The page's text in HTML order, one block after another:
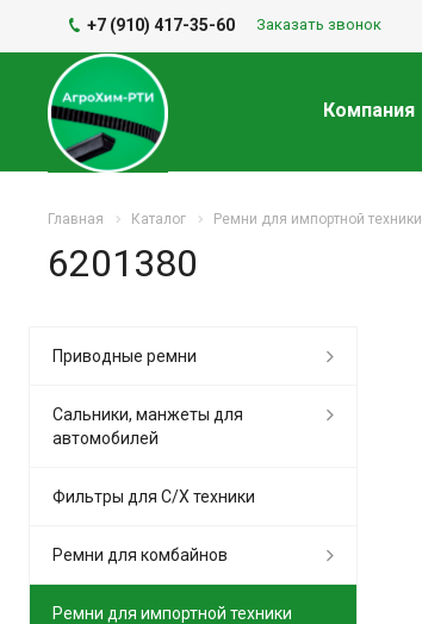
+7 (910) 417-35-60 Заказать звонок
Компания
Главная Каталог Ремни для импортной техники
6201380
Приводные ремни
Сальники, манжеты для
автомобилей
Фильтры для С/Х техники
Ремни для комбайнов
Ремни для импортной техники